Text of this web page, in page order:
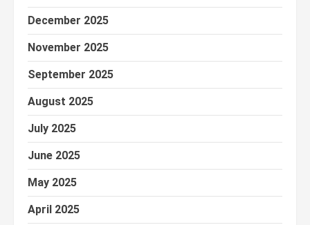
December 2025
November 2025
September 2025
August 2025
July 2025
June 2025
May 2025
April 2025